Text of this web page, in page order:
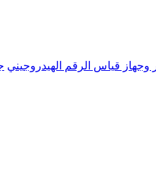
قياس الرقم الهيدروجيني